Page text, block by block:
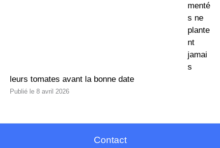
menté
s ne
plante
nt
jamai
s
leurs tomates avant la bonne date
8 avril 2026
Contact